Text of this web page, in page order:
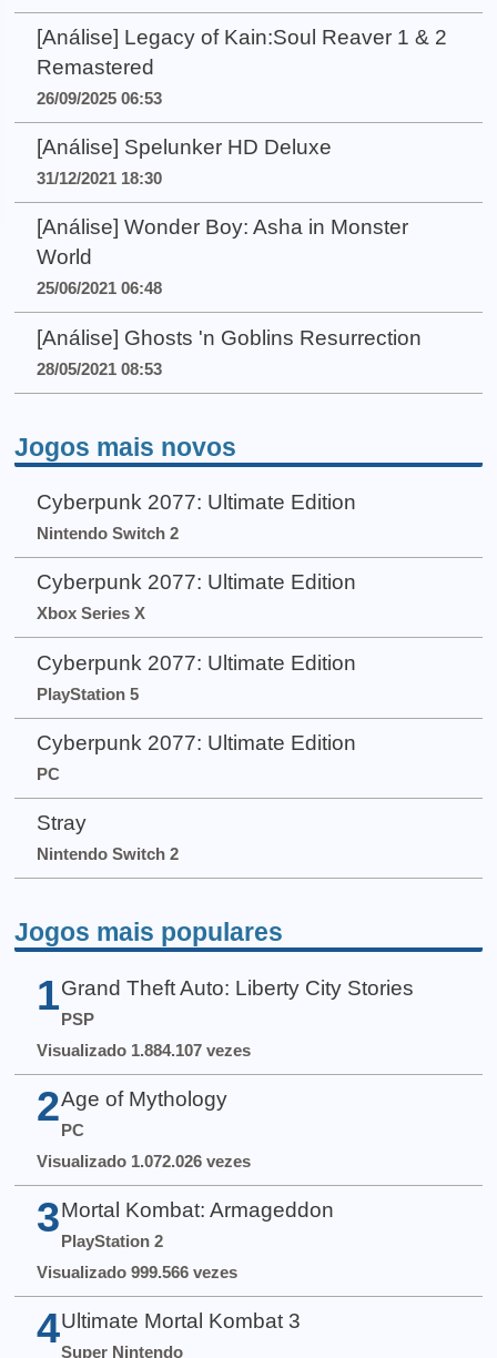
[Análise] Legacy of Kain:Soul Reaver 1 & 2
Remastered
26/09/2025 06:53
[Análise] Spelunker HD Deluxe
31/12/2021 18:30
[Análise] Wonder Boy: Asha in Monster
World
25/06/2021 06:48
[Análise] Ghosts 'n Goblins Resurrection
28/05/2021 08:53
Jogos mais novos
Cyberpunk 2077: Ultimate Edition
Nintendo Switch 2
Cyberpunk 2077: Ultimate Edition
Xbox Series X
Cyberpunk 2077: Ultimate Edition
PlayStation 5
Cyberpunk 2077: Ultimate Edition
PC
Stray
Nintendo Switch 2
Jogos mais populares
1 Grand Theft Auto: Liberty City Stories
PSP
Visualizado 1.884.107 vezes
2 Age of Mythology
PC
Visualizado 1.072.026 vezes
3 Mortal Kombat: Armageddon
PlayStation 2
Visualizado 999.566 vezes
4 Ultimate Mortal Kombat 3
Super Nintendo